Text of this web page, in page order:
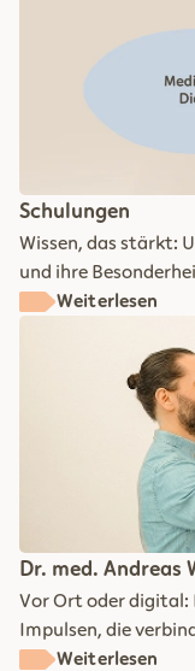
Schulungen
Wissen, das stärkt:
und ihre
Weiterlesen
Dr. med. Andreas
Vor Ort oder
Impulsen, die
Weiterlesen